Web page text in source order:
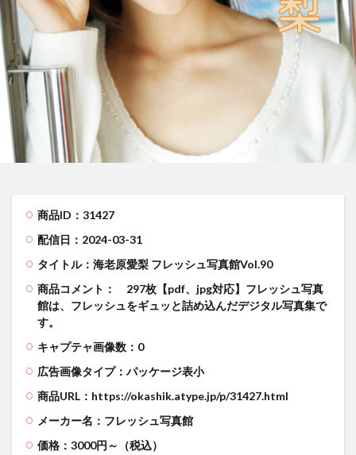
商品ID：31427
配信日：2024-03-31
タイトル：海老原愛梨 フレッシュ写真館Vol.90
商品コメント：
297枚【pdf、jpg対応】フレッシュ写真
館は、フレッシュをギュッと詰め込んだデジタル写真集で
す。
キャプテャ画像数：0
広告画像タイプ：パッケージ表小
商品URL：https://okashik.atype.jp/p/31427.html
メーカー名：フレッシュ写真館
価格：3000円～（税込）